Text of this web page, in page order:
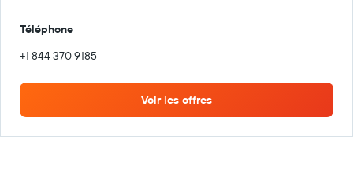
Téléphone
+1 844 370 9185
Voir les offres